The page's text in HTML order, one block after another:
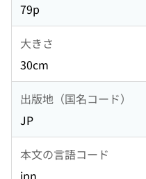
79p
大きさ
30cm
出版地（国名コード）
JP
本文の言語コード
jpn